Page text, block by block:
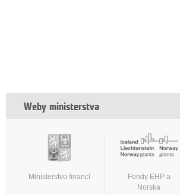
Weby ministerstva
Ministerstvo financí
Fondy EHP a
Norska